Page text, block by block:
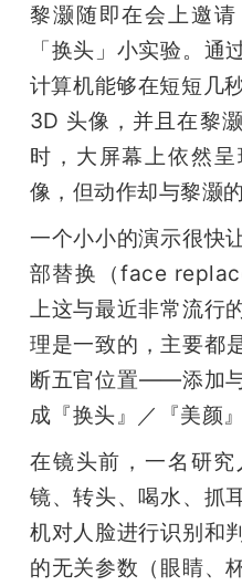
黎灏随即在会上邀
「换头」小实验。通
计算机能够在短短几
3D 头像，并且在黎
时，大屏幕上依然
像，但动作却与黎灏
一个小小的演示很快
部替换（face
上这与最近非常流行
理是一致的，主要
断五官位置——添加
成『换头』／『美颜
在镜头前，一名研
镜、转头、喝水、抓
机对人脸进行识别和
的无关参数（眼睛、